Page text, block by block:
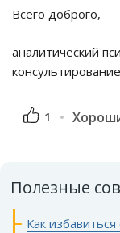
Всего доброго,
аналитический
1
Полезные
Как